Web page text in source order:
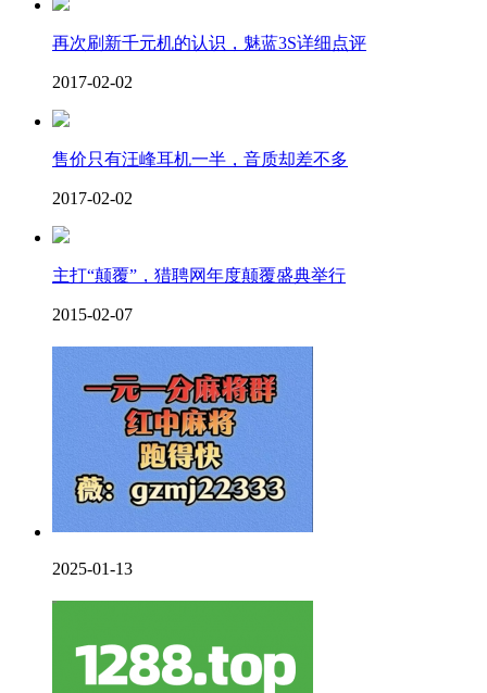
再次刷新千元机的认识，魅蓝3S详细点评
2017-02-02
售价只有汪峰耳机一半，音质却差不多
2017-02-02
主打“颠覆”，猎聘网年度颠覆盛典举行
2015-02-07
2025-01-13